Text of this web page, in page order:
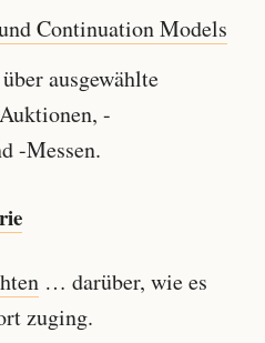
Continuation Models
ausgewählte
-
-Messen.
… darüber, wie es
zuging.